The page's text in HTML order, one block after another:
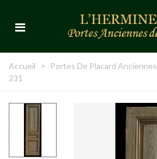
Accueil > Portes De Placard Anciennes
231